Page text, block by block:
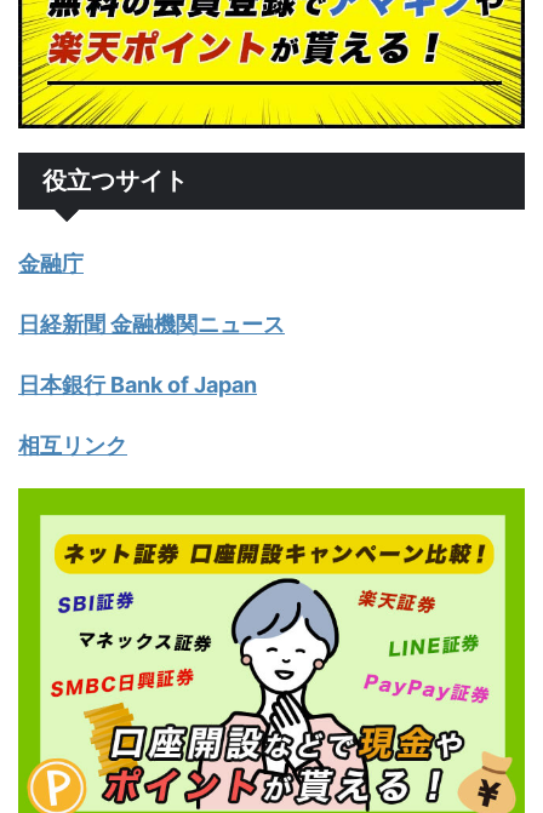
役立つサイト
金融庁
日経新聞 金融機関ニュース
日本銀行 Bank of Japan
相互リンク